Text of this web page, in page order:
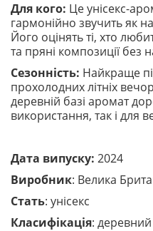
Для кого: Це унісекс-
гармонійно звучить як
Його оцінять ті, хто
та пряні композиції без
Сезонність: Найкраще
прохолодних літніх
деревній базі аромат
використання, так і для
Дата випуску: 2024
Виробник: Велика
Стать: унісекс
Класифікація: